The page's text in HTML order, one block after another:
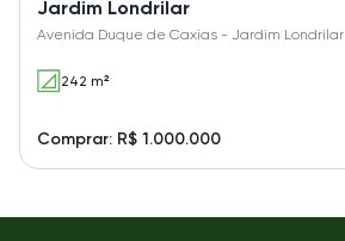
Jardim Londrilar
Avenida Duque de Caxias - Jardim Londrilar
242 m²
Comprar: R$ 1.000.000